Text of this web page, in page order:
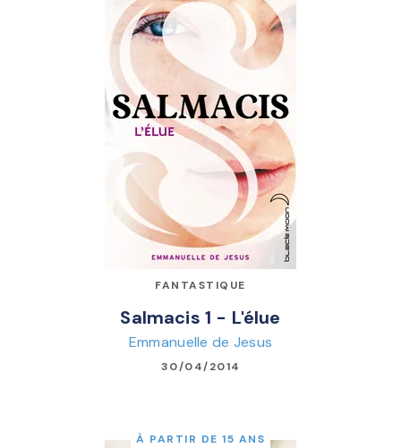
FANTASTIQUE
Salmacis 1 - L'élue
Emmanuelle de Jesus
30/04/2014
À PARTIR DE 15 ANS